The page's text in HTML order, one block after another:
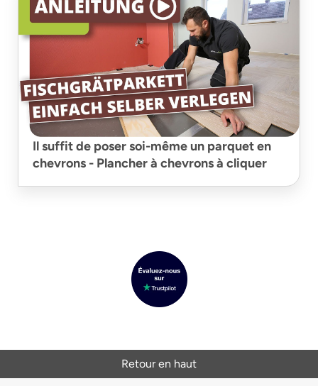
Il suffit de poser soi-même un parquet en
chevrons - Plancher à chevrons à cliquer
Retour en haut